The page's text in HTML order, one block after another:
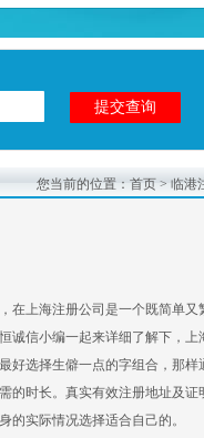
您当前的位置： 首页 > 临港
在上海注册公司是一个既简单又
诚信小编一起来详细了解下，上
好选择生僻一点的字组合，那样
的时长。真实有效注册地址及证
的实际情况选择适合自己的。